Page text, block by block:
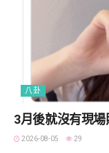
八卦
3月後就沒有現
2026-08-05 29